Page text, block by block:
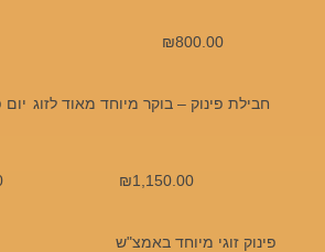
₪800.00
חבילת פינוק – בוקר מיוחד מאוד לזוג
₪ 1,150.00
יום
פינוק זוגי מיוחד באמצ"ש